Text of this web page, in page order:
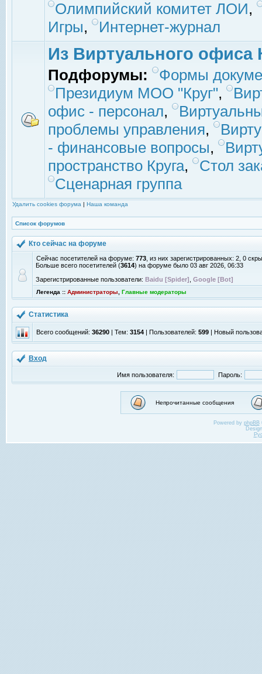
Олимпийский комитет ЛОИ,
Игры, Интернет-журнал
Из Виртуального офиса
Подфорумы:
Формы
Президиум МОО "Круг",
офис - персонал,
проблемы управления,
- финансовые вопросы,
пространство Круга,
Стол
Сценарная группа
Удалить cookies форума | Наша команда
Список форумов
Кто сейчас на форуме
Сейчас посетителей на форуме: 773 , из них зарегистрированных: 2, 0
Больше всего посетителей (3614) на форуме было 03 авг 2026, 06:33
Зарегистрированные пользователи: Baidu [Spider] Google [Bot]
Легенда :: Администраторы Главные модераторы
Статистика
Всего сообщений: 36290 | Тем: 3154 | Пользователей: 599 | Новый
Вход
Имя пользователя: Пароль:
Непрочитанные сообщения
Powered by phpBB